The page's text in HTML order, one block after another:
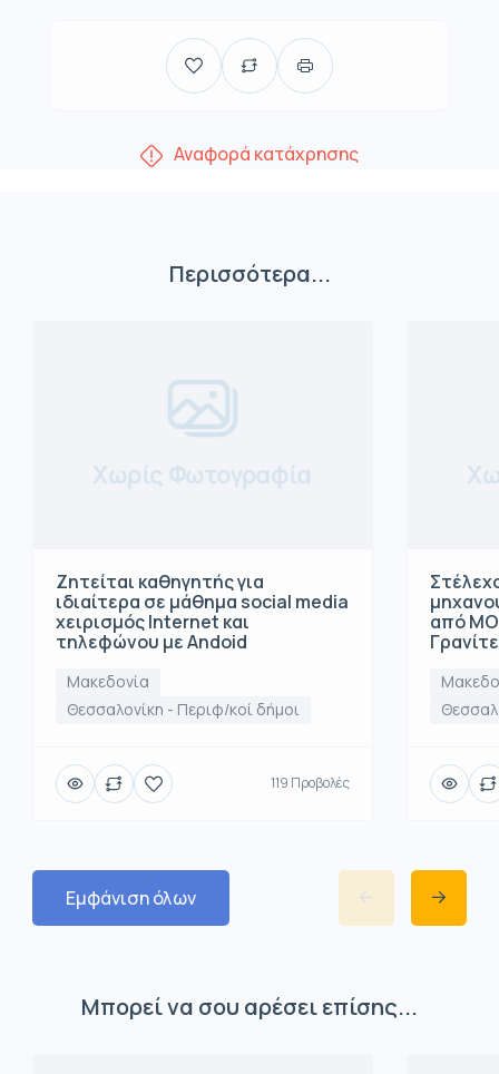
Αναφορά κατάχρησης
Περισσότερα...
Χωρίς Φωτογραφία
Ζητείται καθηγητής για
ιδιαίτερα σε μάθημα social media
χειρισμός Internet και
τηλεφώνου με Andoid
Μακεδονία
Θεσσαλονίκη - Περιφ/κοί δήμοι
119 Προβολές
από
Εμφάνιση όλων
Μπορεί να σου αρέσει επίσης...